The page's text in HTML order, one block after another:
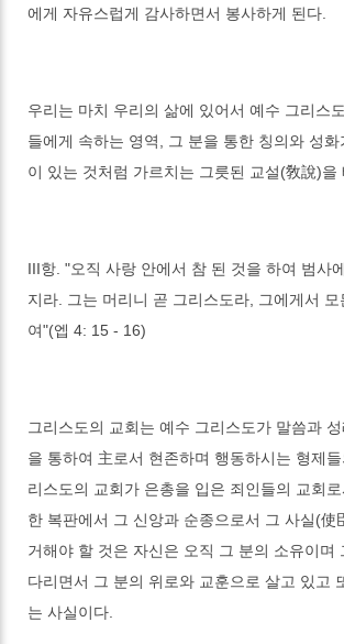
에게 자유스럽게 감사하면서 봉사하게 된다.
우리는 마치 우리의 삶에 있어서 예수 그리스
들에게 속하는 영역, 그 분을 통한 칭의와 성화
이 있는 것처럼 가르치는 그릇된 교설(敎說)을
III항. "오직 사랑 안에서 참 된 것을 하여 범사
지라. 그는 머리니 곧 그리스도라, 그에게서
여"(엡 4: 15 - 16)
그리스도의 교회는 예수 그리스도가 말씀과
을 통하여 主로서 현존하며 행동하시는 형제
리스도의 교회가 은총을 입은 죄인들의 교회
한 복판에서 그 신앙과 순종으로서 그 사실(使
거해야 할 것은 자신은 오직 그 분의 소유이며
다리면서 그 분의 위로와 교훈으로 살고 있고
는 사실이다.